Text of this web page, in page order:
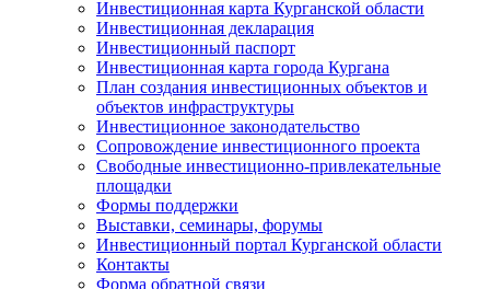
Инвестиционная карта Курганской области
Инвестиционная декларация
Инвестиционный паспорт
Инвестиционная карта города Кургана
План создания инвестиционных объектов и
объектов инфраструктуры
Инвестиционное законодательство
Сопровождение инвестиционного проекта
Свободные инвестиционно-привлекательные
площадки
Формы поддержки
Выставки, семинары, форумы
Инвестиционный портал Курганской области
Контакты
Форма обратной связи